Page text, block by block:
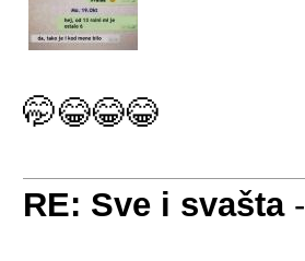
🤭😂😂😂
RE: Sve i svašta-